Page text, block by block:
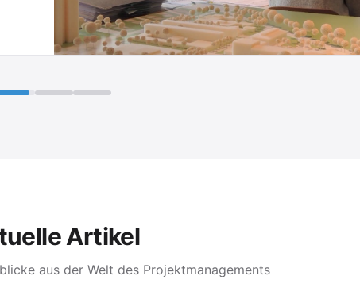
Artikel
aus der Welt des Projektmanagements